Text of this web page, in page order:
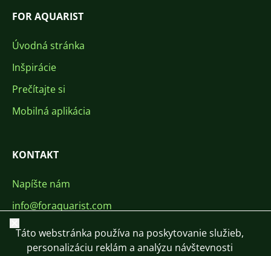
FOR AQUARIST
Úvodná stránka
Inšpirácie
Prečítajte si
Mobilná aplikácia
KONTAKT
Napíšte nám
info@foraquarist.com
+420 603 449 602
Zavrieť
Táto webstránka používa na poskytovanie služieb,
personalizáciu reklám a analýzu návštevnosti